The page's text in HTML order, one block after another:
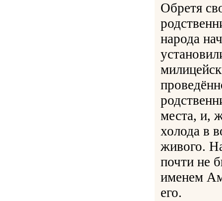
Обретя
народа
места, и,
холода в
живого.
почти не
именем
его.